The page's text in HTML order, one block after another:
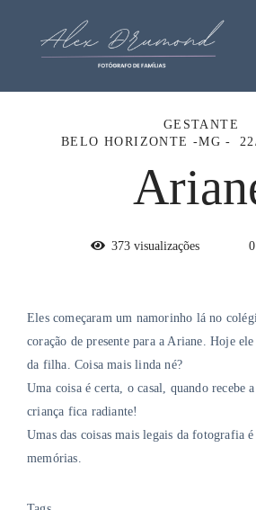
GESTANTE
BELO HORIZONTE -MG
373 visualizações 0
Eles começaram um namorinho lá no
coração de presente para a Ariane. Hoje
da filha. Coisa mais linda né?
Uma coisa é certa, o casal, quando recebe
criança fica radiante!
Umas das coisas mais legais da fotografia
memórias.